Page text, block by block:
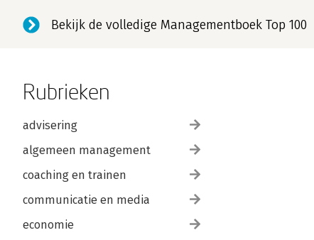
Bekijk de volledige Managementboek Top 100
Rubrieken
advisering
algemeen management
coaching en trainen
communicatie en media
economie